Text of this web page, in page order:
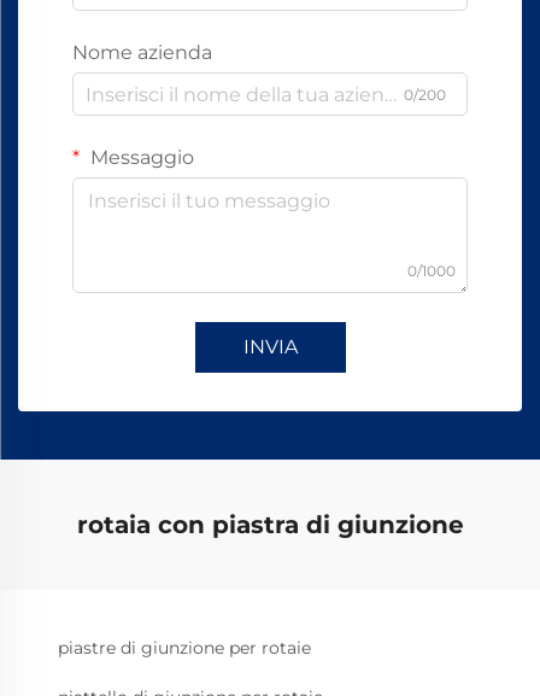
Nome azienda
0/200
Messaggio
0/1000
INVIA
rotaia con piastra di giunzione
piastre di giunzione per rotaie